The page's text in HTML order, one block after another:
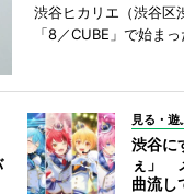
渋谷ヒカリエ（渋谷区
「8／CUBE」で始まっ
見る・遊
渋谷に
ぇ」
曲流し